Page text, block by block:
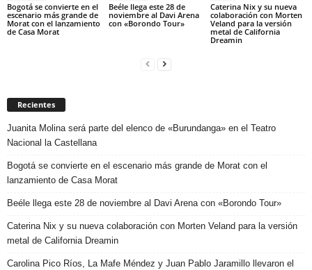
Bogotá se convierte en el
escenario más grande de
Morat con el lanzamiento
de Casa Morat
Beéle llega este 28 de
noviembre al Davi Arena
con «Borondo Tour»
Caterina Nix y su nueva
colaboración con Morten
Veland para la versión
metal de California
Dreamin
Recientes
Juanita Molina será parte del elenco de «Burundanga» en el Teatro
Nacional la Castellana
Bogotá se convierte en el escenario más grande de Morat con el
lanzamiento de Casa Morat
Beéle llega este 28 de noviembre al Davi Arena con «Borondo Tour»
Caterina Nix y su nueva colaboración con Morten Veland para la versión
metal de California Dreamin
Carolina Pico Ríos, La Mafe Méndez y Juan Pablo Jaramillo llevaron el